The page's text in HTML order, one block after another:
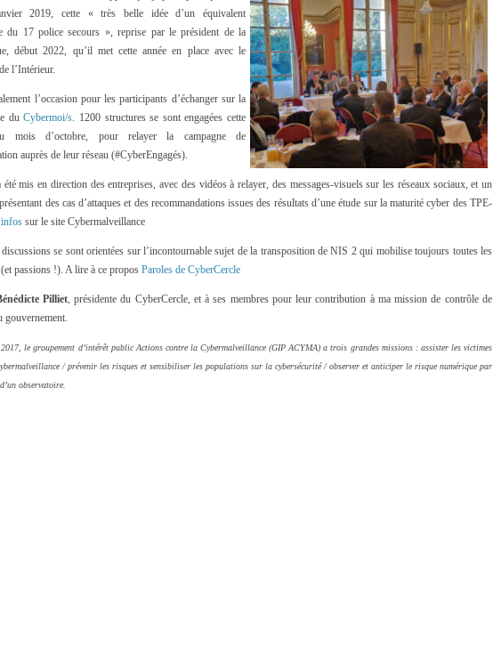
2019, cette « très belle idée d’un équivalent
du 17 police secours », reprise par le président de la
début 2022, qu’il met cette année en place avec le
l’Intérieur.
l’occasion pour les participants d’échanger sur la
duCybermoi/s. 1200 structures se sont engagées cette
mois d’octobre, pour relayer la campagne de
auprès de leur réseau (#CyberEngagés).
été mis en direction des entreprises, avec des vidéos à relayer, des messages-visuels sur les réseaux sociaux, et un
des cas d’attaques et des recommandations issues des résultats d’une étude sur la maturité cyber des TPE-
sur le site Cybermalveillance
se sont orientées sur l’incontournable sujet de la transposition de NIS 2 qui mobilise toujours toutes les
passions !). A lire à ce propos Paroles de CyberCercle
Pilliet, présidente du CyberCercle, et à ses membres pour leur contribution à ma mission de contrôle de
gouvernement.
le groupement d’intérêt public Actions contre la Cybermalveillance (GIP ACYMA) a trois grandes missions : assister les victimes
/ prévenir les risques et sensibiliser les populations sur la cybersécurité / observer et anticiper le risque numérique par
observatoire.